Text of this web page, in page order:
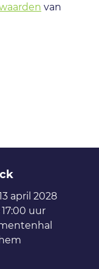
van
13 april 2028
17:00 uur